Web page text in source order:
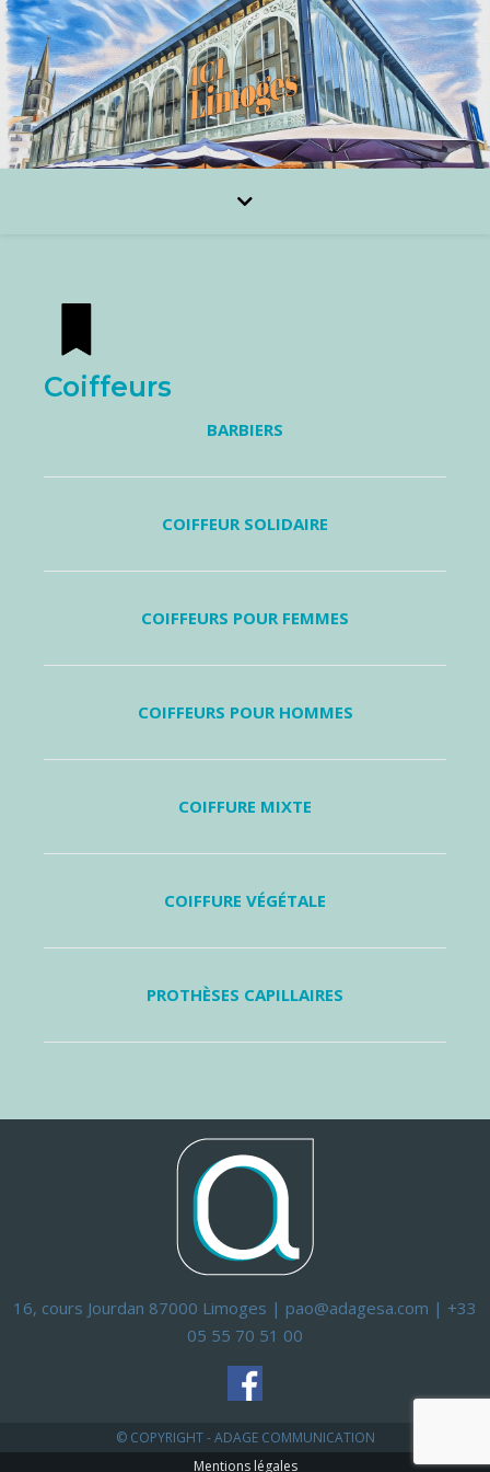
Coiffeurs
BARBIERS
COIFFEUR SOLIDAIRE
COIFFEURS POUR FEMMES
COIFFEURS POUR HOMMES
COIFFURE MIXTE
COIFFURE VÉGÉTALE
PROTHÈSES CAPILLAIRES
16, cours Jourdan 87000 Limoges | pao@adagesa.com | +33
05 55 70 51 00
© COPYRIGHT - ADAGE COMMUNICATION
Mentions légales